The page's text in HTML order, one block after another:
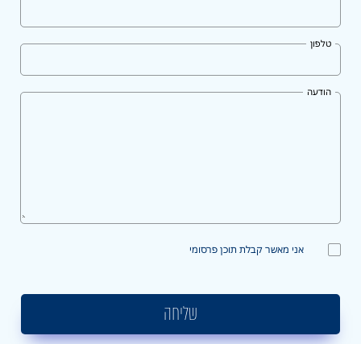
טלפון
הודעה
אני מאשר קבלת תוכן פרסומי
שליחה